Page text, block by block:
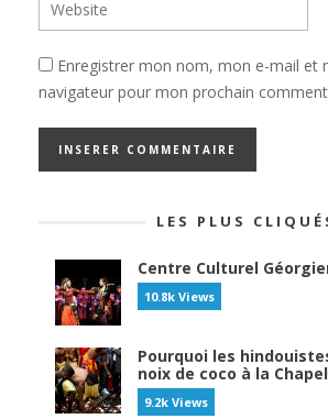
Enregistrer mon nom, mon e-mail et
navigateur pour mon prochain
LES PLUS
Centre Culturel
10.8k Views
Pourquoi les
noix de coco à la
9.2k Views